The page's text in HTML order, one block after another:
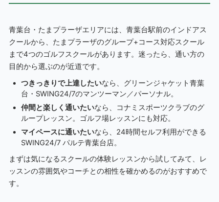
青葉台・たまプラーザエリアには、青葉台駅前のインドアス
クールから、たまプラーザのグループ+コース対応スクール
まで4つのゴルフスクールがあります。迷ったら、通い方の
目的から選ぶのが近道です。
つきっきりで上達したいなら、グリーンジャケット青葉
台・SWING24/7のマンツーマン／パーソナル。
仲間と楽しく通いたいなら、コナミスポーツクラブのグ
ループレッスン。ゴルフ場レッスンにも対応。
マイペースに通いたいなら、24時間セルフ利用ができる
SWING24/7 パルテ青葉台店。
まずは気になるスクールの体験レッスンから試してみて、レ
ッスンの雰囲気やコーチとの相性を確かめるのがおすすめで
す。